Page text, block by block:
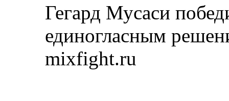
Гегард Мусаси
единогласным
mixfight.ru